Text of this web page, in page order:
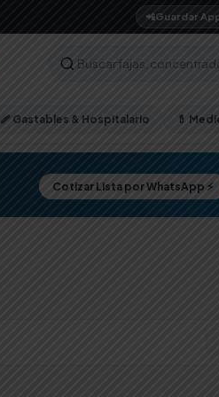
📲Guardar
🩹 Gastables & Hospitalario 💊
Cotizar Lista por WhatsApp ⚡